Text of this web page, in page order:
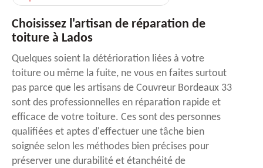
Choisissez l'artisan de réparation de
toiture à Lados
Quelques soient la détérioration liées à votre
toiture ou même la fuite, ne vous en faites surtout
pas parce que les artisans de Couvreur Bordeaux 33
sont des professionnelles en réparation rapide et
efficace de votre toiture. Ces sont des personnes
qualifiées et aptes d'effectuer une tâche bien
soignée selon les méthodes bien précises pour
préserver une durabilité et étanchéité de